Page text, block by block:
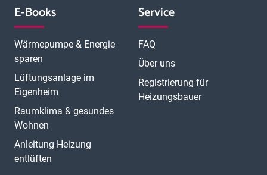
E-Books
Wärmepumpe & Energie
sparen
Lüftungsanlage im
Eigenheim
Raumklima & gesundes
Wohnen
Anleitung Heizung
entlüften
Service
FAQ
Über uns
Registrierung für
Heizungsbauer